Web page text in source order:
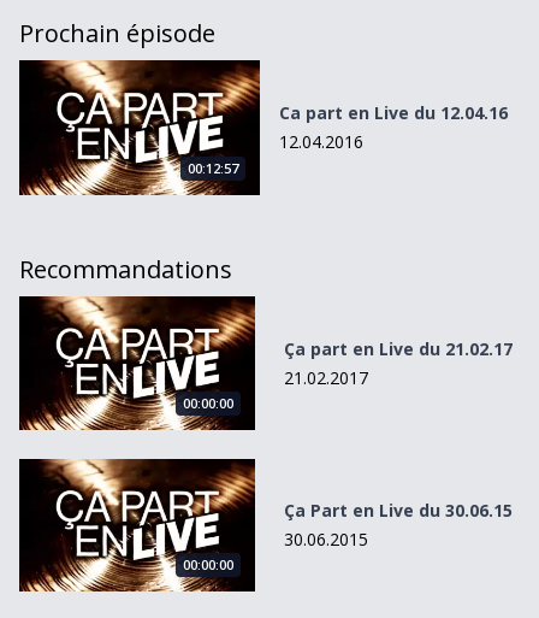
Prochain épisode
Ca part en Live du 12.04.16
00:12:57
Ca part en Live du 12.04.16
12.04.2016
Recommandations
Ça part en Live du 21.02.17
00:00:00
Ça part en Live du 21.02.17
21.02.2017
Ça Part en Live du 30.06.15
00:00:00
Ça Part en Live du 30.06.15
30.06.2015